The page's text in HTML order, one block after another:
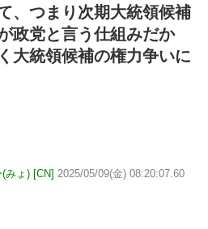
、つまり次期大統領候補
政党と言う仕組みだか
大統領候補の権力争いに
みょ) [CN] 2025/05/09(金) 08:20:07.60